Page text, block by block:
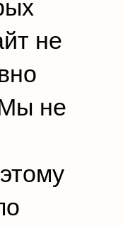
не
Мы не